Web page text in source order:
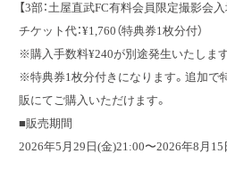
【3部：土屋直武FC有料会員限定撮影会入
チケット代：¥1,760（特典券1枚分付）
※購入手数料¥240が別途発生いたします
※特典券1枚分付きになります。追加で
販にてご購入いただけます。
■販売期間
2026年5月29日(金)21:00〜2026年8月15